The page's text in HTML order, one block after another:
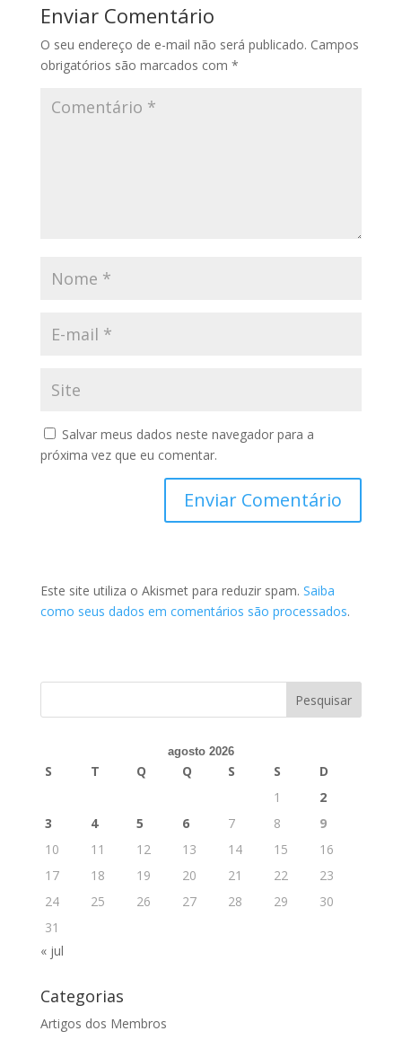
Enviar Comentário
O seu endereço de e-mail não será publicado. Campos
obrigatórios são marcados com *
Salvar meus dados neste navegador para a
próxima vez que eu comentar.
Este site utiliza o Akismet para reduzir spam. Saiba
como seus dados em comentários são processados.
agosto 2026
S T Q Q S S
D
1
2
3
4 5 6 7 8
9
10
11 12 13 14 15
16
17
18 19 20 21 22
23
24
25 26 27 28 29
30
31
« jul
Categorias
Artigos dos Membros